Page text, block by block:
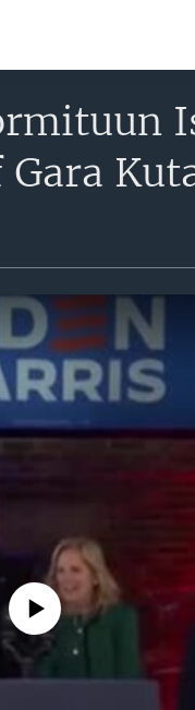
currently available